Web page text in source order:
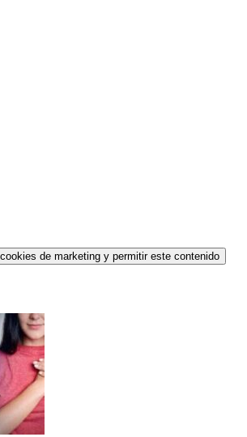
de marketing y permitir este contenido